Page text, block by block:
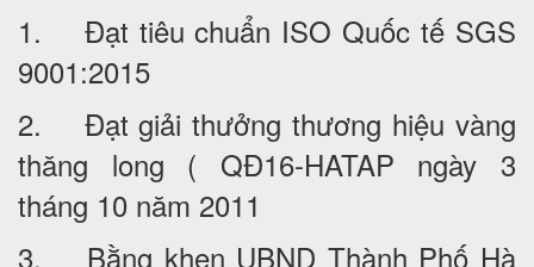
1. Đạt tiêu chuẩn ISO Quốc tế SGS
9001:2015
2. Đạt giải thưởng thương hiệu vàng
thăng long ( QĐ16-HATAP ngày 3
tháng 10 năm 2011
3. Bằng khen UBND Thành Phố Hà